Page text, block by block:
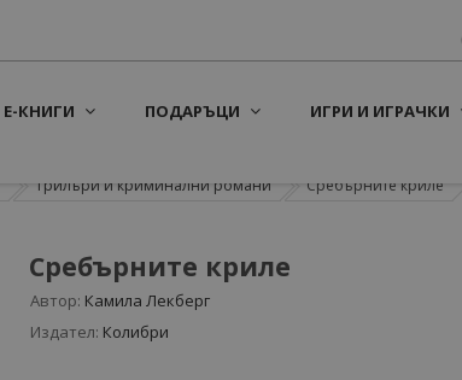
Е-КНИГИ ПОДАРЪЦИ ИГРИ И ИГРАЧКИ
Трилъри и криминални романи Сребърните криле
Сребърните криле
Автор: Камила Лекберг
Издател: Колибри